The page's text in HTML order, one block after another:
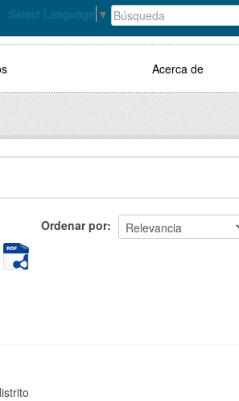
Select Language ▼
Acerca de
Ordenar por